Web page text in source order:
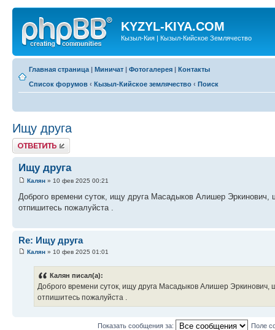
KYZYL-KIYA.COM
Кызыл-Кия | Кызыл-Кийское Землячество
Главная страница | Миничат | Фотогалерея | Контакты
Список форумов ‹ Кызыл-Кийское землячество ‹ Поиск
Ищу друга
Ответить
Ищу друга
Калян » 10 фев 2025 00:21
Доброго времени суток, ищу друга Масадыков Алишер Эркинович,
отпишитесь пожалуйста .
Re: Ищу друга
Калян » 10 фев 2025 01:01
Калян писал(а):
Доброго времени суток, ищу друга Масадыков Алишер Эркинович,
отпишитесь пожалуйста .
Показать сообщения за: Поле